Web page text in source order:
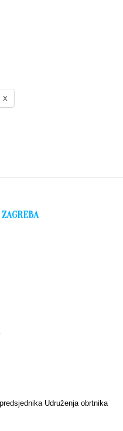
X
Udruženja obrtnika